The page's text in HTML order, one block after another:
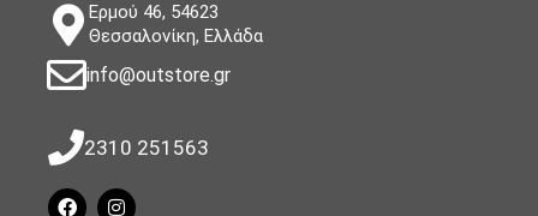
Ερμού 46, 54623
Θεσσαλονίκη, Ελλάδα
info@outstore.gr
2310 251563